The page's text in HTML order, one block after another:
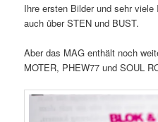
Ihre ersten Bilder und sehr
auch über STEN und BUST.
Aber das MAG enthält noch
MOTER, PHEW77 und SOUL